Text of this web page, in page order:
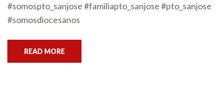
#somospto_sanjose #familiapto_sanjose #pto_sanjose
#somosdiocesanos
READ MORE